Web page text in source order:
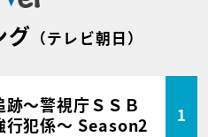
グ （テレビ朝日）
跡～警視庁ＳＳＢ
行犯係～ Season2
1